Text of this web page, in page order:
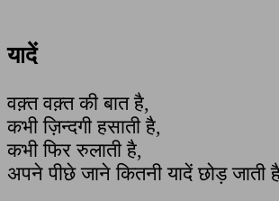
यादें
वक़्त वक़्त की बात है,
कभी ज़िन्दगी हसाती है,
कभी फिर रुलाती है,
अपने पीछे जाने कितनी यादें छोड़ जाती